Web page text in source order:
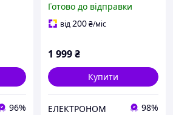
96%
50, 63 мм + металевий
кейс) INTERTOOL [RT-
Готово до відправки
від200₴/міс
1 999₴
Купити
ЕЛЕКТРОНОМ 98%